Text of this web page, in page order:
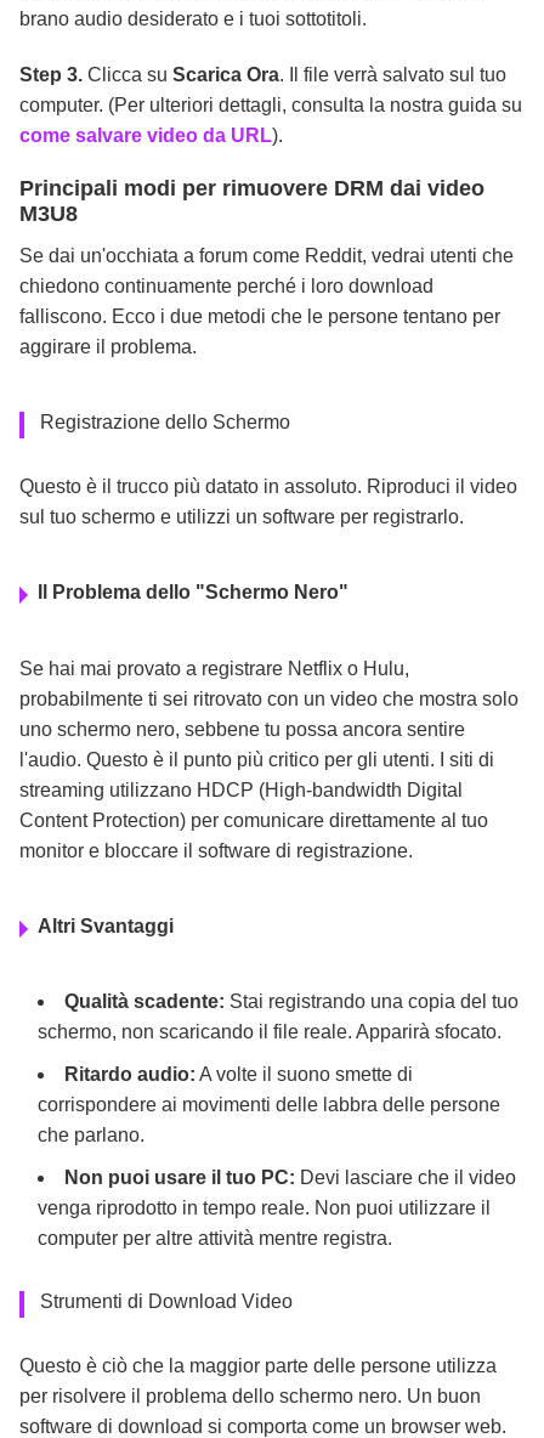
brano audio desiderato e i tuoi sottotitoli.
Step 3. Clicca su Scarica Ora. Il file verrà salvato sul tuo
computer. (Per ulteriori dettagli, consulta la nostra guida su
come salvare video da URL).
Principali modi per rimuovere DRM dai video
M3U8
Se dai un'occhiata a forum come Reddit, vedrai utenti che
chiedono continuamente perché i loro download
falliscono. Ecco i due metodi che le persone tentano per
aggirare il problema.
Registrazione dello Schermo
Questo è il trucco più datato in assoluto. Riproduci il video
sul tuo schermo e utilizzi un software per registrarlo.
Il Problema dello "Schermo Nero"
Se hai mai provato a registrare Netflix o Hulu,
probabilmente ti sei ritrovato con un video che mostra solo
uno schermo nero, sebbene tu possa ancora sentire
l'audio. Questo è il punto più critico per gli utenti. I siti di
streaming utilizzano HDCP (High-bandwidth Digital
Content Protection) per comunicare direttamente al tuo
monitor e bloccare il software di registrazione.
Altri Svantaggi
Qualità scadente: Stai registrando una copia del tuo
schermo, non scaricando il file reale. Apparirà sfocato.
Ritardo audio: A volte il suono smette di
corrispondere ai movimenti delle labbra delle persone
che parlano.
Non puoi usare il tuo PC: Devi lasciare che il video
venga riprodotto in tempo reale. Non puoi utilizzare il
computer per altre attività mentre registra.
Strumenti di Download Video
Questo è ciò che la maggior parte delle persone utilizza
per risolvere il problema dello schermo nero. Un buon
software di download si comporta come un browser web.